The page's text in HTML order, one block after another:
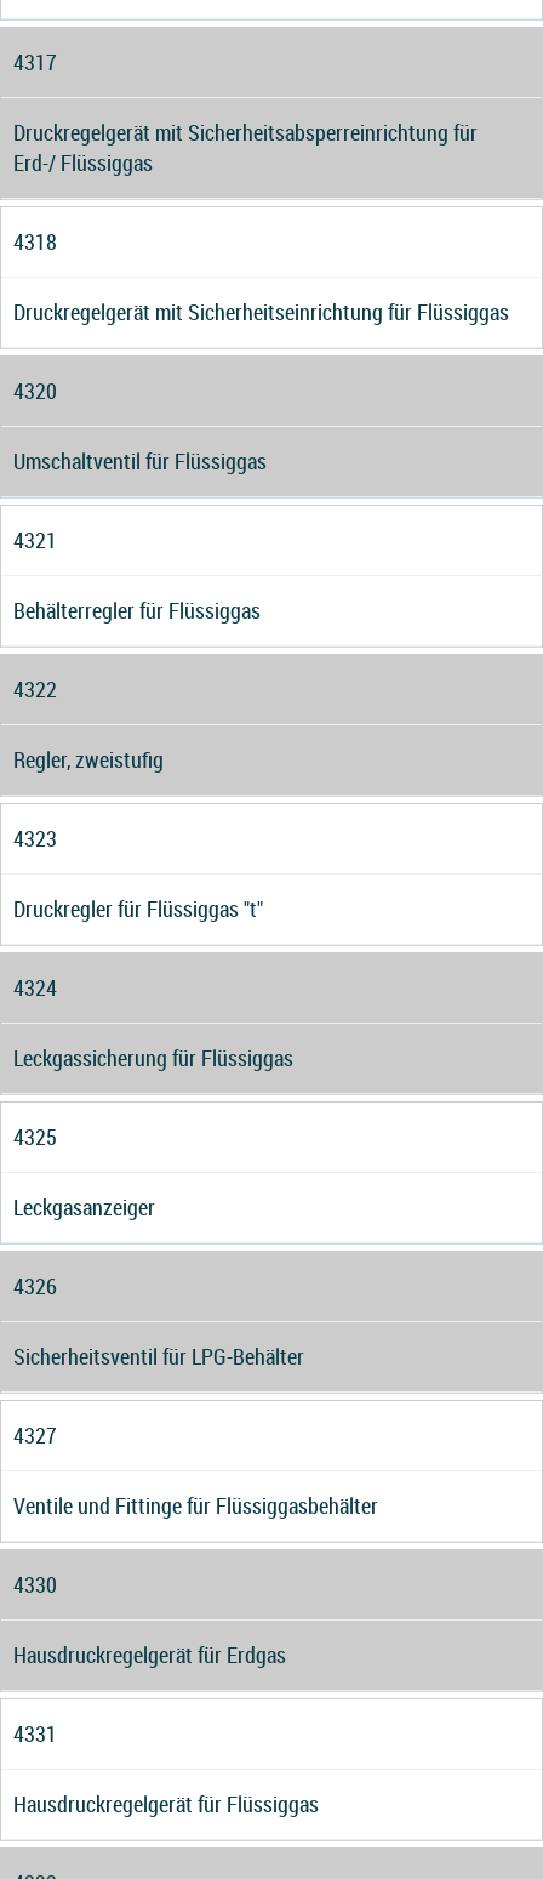
4317
Druckregelgerät mit Sicherheitsabsperreinrichtung für
Erd-/ Flüssiggas
4318
Druckregelgerät mit Sicherheitseinrichtung für Flüssiggas
4320
Umschaltventil für Flüssiggas
4321
Behälterregler für Flüssiggas
4322
Regler, zweistufig
4323
Druckregler für Flüssiggas "t"
4324
Leckgassicherung für Flüssiggas
4325
Leckgasanzeiger
4326
Sicherheitsventil für LPG-Behälter
4327
Ventile und Fittinge für Flüssiggasbehälter
4330
Hausdruckregelgerät für Erdgas
4331
Hausdruckregelgerät für Flüssiggas